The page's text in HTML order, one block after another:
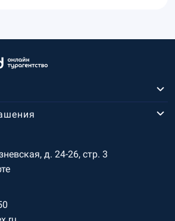
д. 24-26, стр. 3